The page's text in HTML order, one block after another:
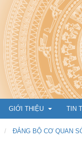
GIỚI THIỆU TIN
ĐẢNG BỘ CƠ QUAN